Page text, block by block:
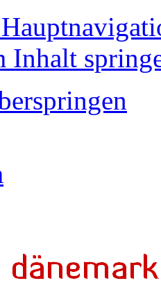
Inhalt